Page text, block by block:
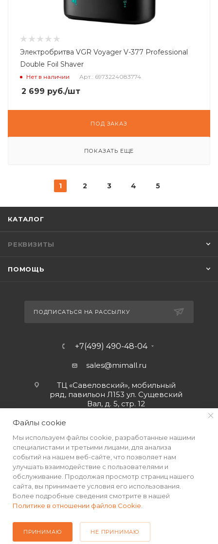
Электробритва VGR Voyager V-377 Professional
Double Foil Shaver
Нет в наличии Арт.: 6973224083774
2 699 руб./шт
ПОД ЗАКАЗ
ПОКАЗАТЬ ЕЩЕ
1 2 3 4 5
КАТАЛОГ
РЕКВИЗИТЫ
ПОМОЩЬ
ПОДПИСАТЬСЯ НА РАССЫЛКУ
+7(499) 490-48-04
sales@mimall.ru
ТЦ «Савеловский», мобильный
ряд, павильон Л153 ул. Сущевский
Вал, д. 5, стр. 12
2026 © Интернет-магазин MiMall® • Не является публичной
офертой • 2026 г.
Файлы cookie
Мы используем файлы cookie, разработанные нашими
специалистами и третьими лицами, для анализа
событий на нашем веб-сайте, что позволяет нам
улучшать взаимодействие с пользователями и
обслуживание. Продолжая просмотр страниц нашего
сайта, вы принимаете условия его использования.
Более подробные сведения смотрите в нашей
Политике в отношении файлов Cookie
ПРИНИМАЮ НЕ ПРИНИМАЮ